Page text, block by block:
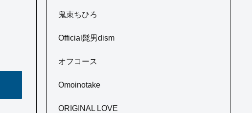
鬼束ちひろ
Official髭男dism
オフコース
Omoinotake
ORIGINAL LOVE